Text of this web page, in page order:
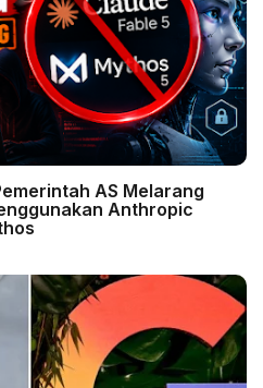
AS Melarang
Anthropic